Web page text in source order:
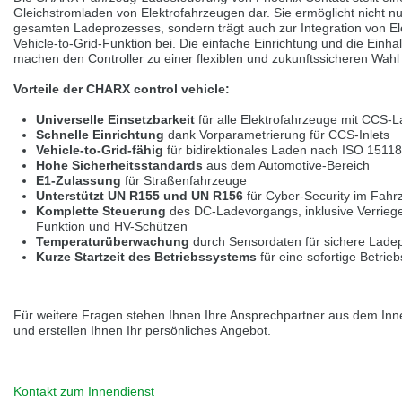
selected one. This website is also available in German. Would you like to
switch to the German version?
Switch to German version Stay on this version
Wir haben erkannt, dass ihr Browser eine andere Sprache als die derzeit
Möchten Sie zur Deutschen Version wechseln?
Zur deutschen Version wechseln Auf dieser Version bleiben
We have detected, that your browser prefers another language than the
selected one. This website is also available in Czech. Would you like to
switch to the Czech version?
Switch to Czech version Stay on this version
Přepnout na českou verzi Zůstaňte v této verzi
Gleichstromladen von Elektrofahrzeugen dar. Sie ermöglicht nicht
gesamten Ladeprozesses, sondern trägt auch zur Integration von
Vehicle-to-Grid-Funktion bei. Die einfache Einrichtung und die
machen den Controller zu einer flexiblen und zukunftssicheren
Vorteile der CHARX control vehicle:
Universelle Einsetzbarkeit für alle Elektrofahrzeuge mit CCS-
Schnelle Einrichtung dank Vorparametrierung für CCS-Inlets
Vehicle-to-Grid-fähig für bidirektionales Laden nach ISO
Hohe Sicherheitsstandards aus dem Automotive-Bereich
E1-Zulassung für Straßenfahrzeuge
Unterstützt UN R155 und UN R156 für Cyber-Security im
Komplette Steuerung des DC-Ladevorgangs, inklusive
Funktion und HV-Schützen
Temperaturüberwachung durch Sensordaten für sichere
Kurze Startzeit des Betriebssystems für eine sofortige
Für weitere Fragen stehen Ihnen Ihre Ansprechpartner aus dem
und erstellen Ihnen Ihr persönliches Angebot.
Kontakt zum Innendienst